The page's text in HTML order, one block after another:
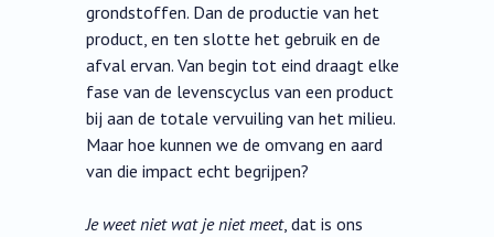
grondstoffen. Dan de productie van het
product, en ten slotte het gebruik en de
afval ervan. Van begin tot eind draagt elke
fase van de levenscyclus van een product
bij aan de totale vervuiling van het milieu.
Maar hoe kunnen we de omvang en aard
van die impact echt begrijpen?
Je weet niet wat je niet meet, dat is ons